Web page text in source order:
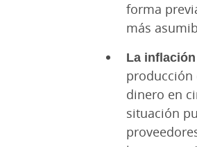
forma
más
La
producción
dinero en
situación